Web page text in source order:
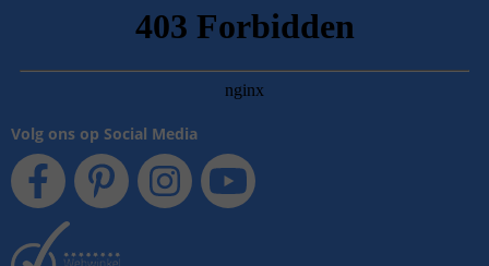
Volg ons op Social Media